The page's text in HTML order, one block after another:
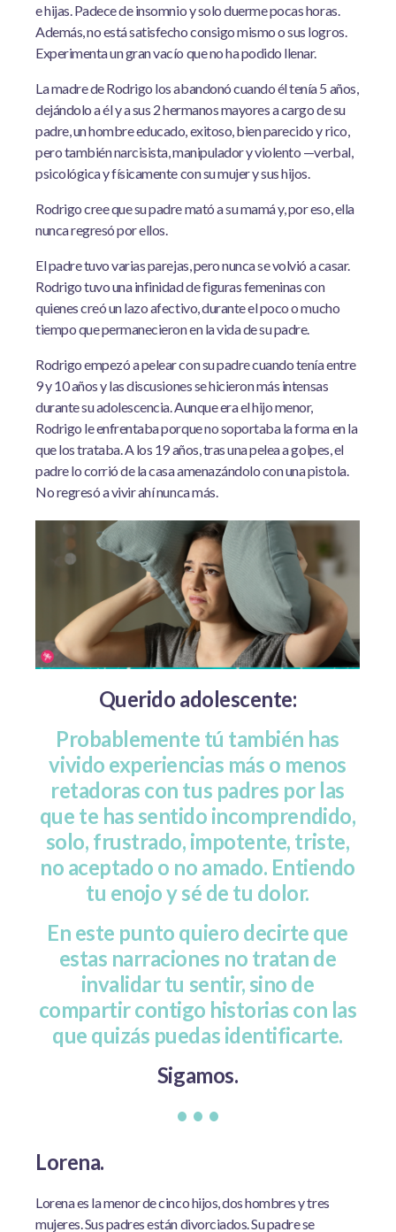
e hijas. Padece de insomnio y solo duerme pocas horas.
Además, no está satisfecho consigo mismo o sus logros.
Experimenta un gran vacío que no ha podido llenar.
La madre de Rodrigo los abandonó cuando él tenía 5 años,
dejándolo a él y a sus 2 hermanos mayores a cargo de su
padre, un hombre educado, exitoso, bien parecido y rico,
pero también narcisista, manipulador y violento —verbal,
psicológica y físicamente con su mujer y sus hijos.
Rodrigo cree que su padre mató a su mamá y, por eso, ella
nunca regresó por ellos.
El padre tuvo varias parejas, pero nunca se volvió a casar.
Rodrigo tuvo una infinidad de figuras femeninas con
quienes creó un lazo afectivo, durante el poco o mucho
tiempo que permanecieron en la vida de su padre.
Rodrigo empezó a pelear con su padre cuando tenía entre
9 y 10 años y las discusiones se hicieron más intensas
durante su adolescencia. Aunque era el hijo menor,
Rodrigo le enfrentaba porque no soportaba la forma en la
que los trataba. A los 19 años, tras una pelea a golpes, el
padre lo corrió de la casa amenazándolo con una pistola.
No regresó a vivir ahí nunca más.
Querido adolescente:
Probablemente tú también has
vivido experiencias más o menos
retadoras con tus padres por las
que te has sentido incomprendido,
solo, frustrado, impotente, triste,
no aceptado o no amado. Entiendo
tu enojo y sé de tu dolor.
En este punto quiero decirte que
estas narraciones no tratan de
invalidar tu sentir, sino de
compartir contigo historias con las
que quizás puedas identificarte.
Sigamos.
• • •
Lorena.
Lorena es la menor de cinco hijos, dos hombres y tres
mujeres. Sus padres están divorciados. Su padre se